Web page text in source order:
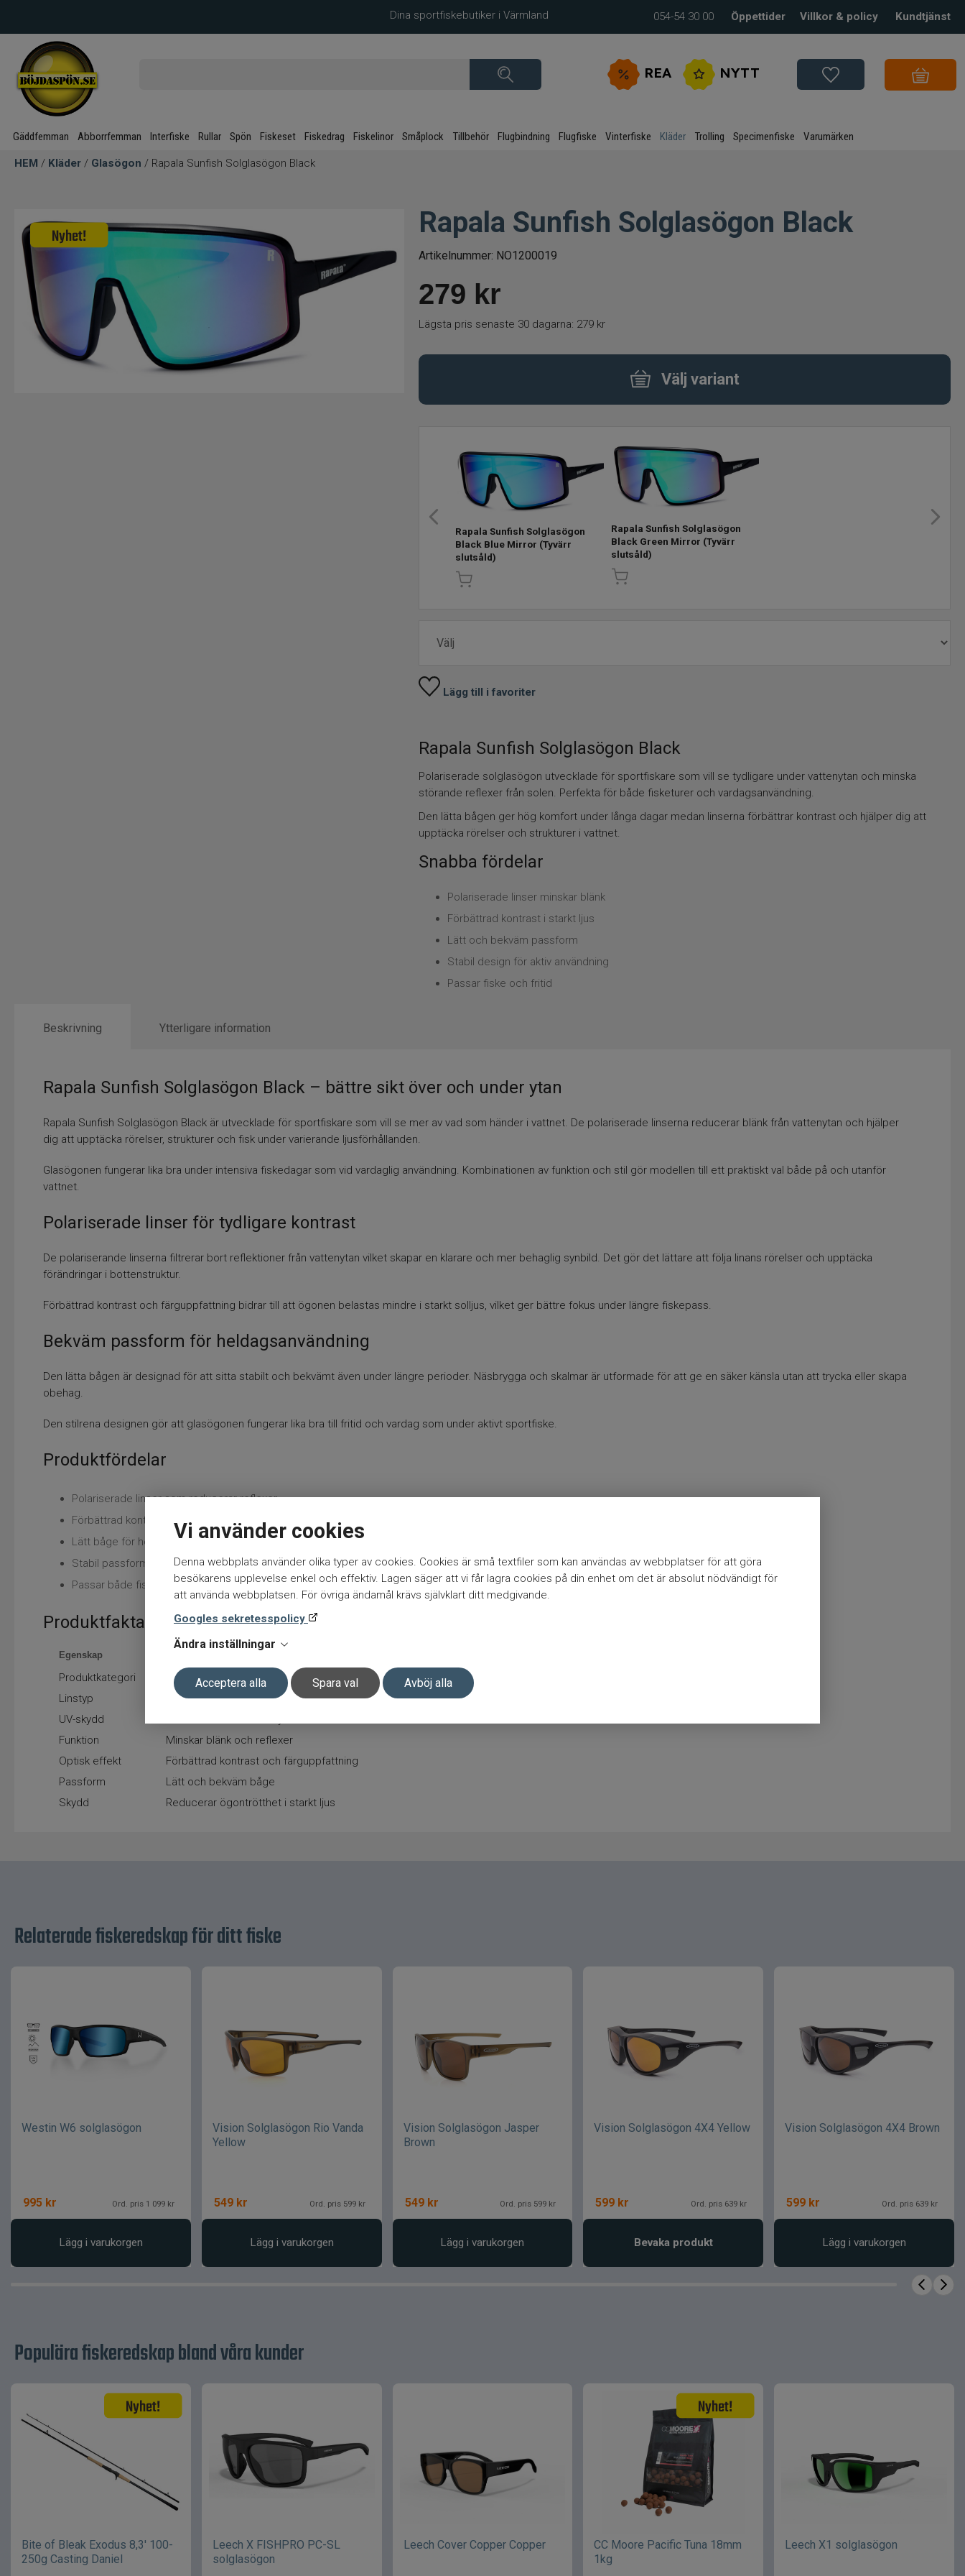
Vi använder cookies
Denna webbplats använder olika typer av cookies. Cookies är små textfiler som kan användas av webbplatser för att göra
besökarens upplevelse enkel och effektiv. Lagen säger att vi får lagra cookies på din enhet om det är absolut nödvändigt för
att använda webbplatsen. För övriga ändamål krävs självklart ditt medgivande.
Googles sekretesspolicy
Ändra inställningar
Acceptera alla Spara val Avböj alla
Dina sportfiskebutiker i Värmland 054-54 30 00 Öppettider Villkor & policy Kundtjänst
REA NYTT
Gäddfemman Abborrfemman Interfiske Rullar Spön Fiskeset Fiskedrag Fiskelinor Småplock Tillbehör Flugbindning Flugfiske Vinterfiske Kläder Trolling Specimenfiske Varumärken
HEM / Kläder / Glasögon / Rapala Sunfish Solglasögon Black
Rapala Sunfish Solglasögon Black
Artikelnummer: NO1200019
279 kr
Lägsta pris senaste 30 dagarna: 279 kr
Välj variant
Rapala Sunfish Solglasögon
Black Blue Mirror (Tyvärr
slutsåld)
Rapala Sunfish Solglasögon
Black Green Mirror (Tyvärr
slutsåld)
Lägg till i favoriter
Rapala Sunfish Solglasögon Black
Polariserade solglasögon utvecklade för sportfiskare som vill se tydligare under vattenytan och minska
störande reflexer från solen. Perfekta för både fisketurer och vardagsanvändning.
Den lätta bågen ger hög komfort under långa dagar medan linserna förbättrar kontrast och hjälper dig att
upptäcka rörelser och strukturer i vattnet.
Snabba fördelar
Polariserade linser minskar blänk
Förbättrad kontrast i starkt ljus
Lätt och bekväm passform
Stabil design för aktiv användning
Passar fiske och fritid
Beskrivning
Rapala Sunfish Solglasögon Black – bättre sikt över och under ytan
Rapala Sunfish Solglasögon Black är utvecklade för sportfiskare som vill se mer av vad som händer i vattnet. De polariserade linserna reducerar blänk från vattenytan och hjälper
dig att upptäcka rörelser, strukturer och fisk under varierande ljusförhållanden.
Glasögonen fungerar lika bra under intensiva fiskedagar som vid vardaglig användning. Kombinationen av funktion och stil gör modellen till ett praktiskt val både på och utanför
vattnet.
Polariserade linser för tydligare kontrast
De polariserande linserna filtrerar bort reflektioner från vattenytan vilket skapar en klarare och mer behaglig synbild. Det gör det lättare att följa linans rörelser och upptäcka
förändringar i bottenstruktur.
Förbättrad kontrast och färguppfattning bidrar till att ögonen belastas mindre i starkt solljus, vilket ger bättre fokus under längre fiskepass.
Bekväm passform för heldagsanvändning
Den lätta bågen är designad för att sitta stabilt och bekvämt även under längre perioder. Näsbrygga och skalmar är utformade för att ge en säker känsla utan att trycka eller skapa
obehag.
Den stilrena designen gör att glasögonen fungerar lika bra till fritid och vardag som under aktivt sportfiske.
Produktfördelar
Polariserade linser som reducerar reflexer
Förbättrad kontrast och sikt i starkt ljus
Lätt båge för hög komfort
Stabil passform vid rörelse
Passar både fiske och vardagsanvändning
Produktfakta
Egenskap
Produktkategori
Polariserade solglasögon
Linstyp
Polariserade TAC-linser
UV-skydd
Funktion
Minskar blänk och reflexer
Optisk effekt
Förbättrad kontrast och färguppfattning
Passform
Lätt och bekväm båge
Skydd
Reducerar ögontrötthet i starkt ljus
Ytterligare information
Relaterade fiskeredskap för ditt fiske
Westin W6 solglasögon
995 kr Ord. pris 1 099 kr
Lägg i varukorgen
Vision Solglasögon Rio Vanda
Yellow
549 kr Ord. pris 599 kr
Lägg i varukorgen
Vision Solglasögon Jasper
Brown
549 kr Ord. pris 599 kr
Lägg i varukorgen
Vision Solglasögon 4X4 Yellow
599 kr Ord. pris 639 kr
Bevaka produkt
Vision Solglasögon 4X4 Brown
599 kr Ord. pris 639 kr
Lägg i varukorgen
Populära fiskeredskap bland våra kunder
Bite of Bleak Exodus 8,3' 100-
250g Casting Daniel
Leech X FISHPRO PC-SL
solglasögon
Leech Cover Copper Copper
CC Moore Pacific Tuna 18mm
1kg
Leech X1 solglasögon